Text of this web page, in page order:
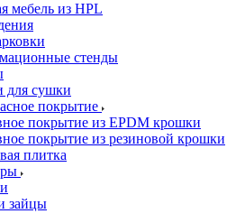
мебель из HPL
стенды
для сушки
покрытие
покрытие из EPDM крошки
покрытие из резиновой крошки
плитка
зайцы